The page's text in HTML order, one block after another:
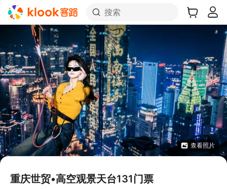
搜索
查看照片
重庆世贸•高空观景天台131门票